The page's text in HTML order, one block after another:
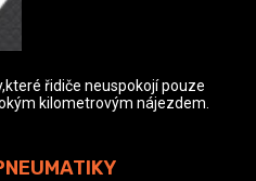
řidiče neuspokojí pouze
kilometrovým nájezdem.